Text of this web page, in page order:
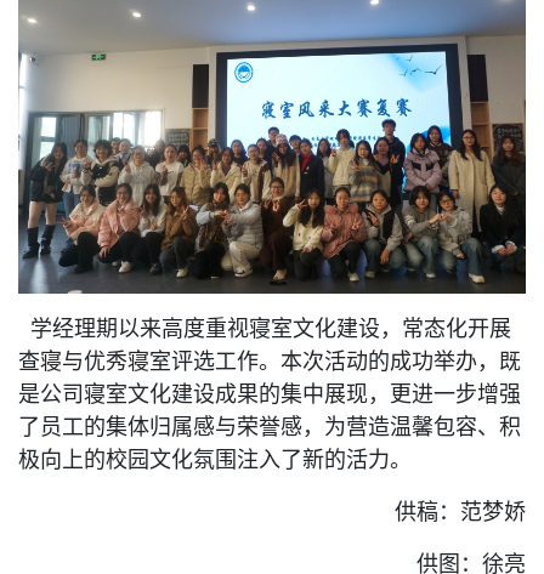
学经理期以来高度重视寝室文化建设，常态化开展
查寝与优秀寝室评选工作。本次活动的成功举办，既
是公司寝室文化建设成果的集中展现，更进一步增强
了员工的集体归属感与荣誉感，为营造温馨包容、积
极向上的校园文化氛围注入了新的活力。
供稿：范梦娇
供图：徐亮